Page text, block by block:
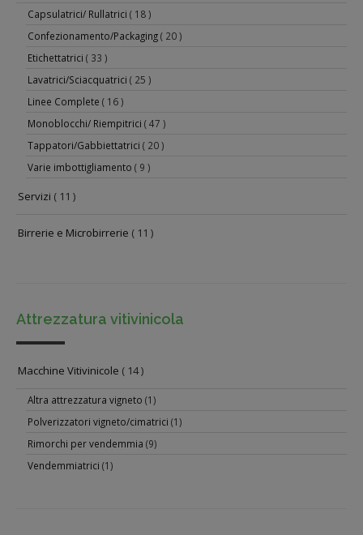
Capsulatrici/ Rullatrici ( 18 )
Confezionamento/Packaging ( 20 )
Etichettatrici ( 33 )
Lavatrici/Sciacquatrici ( 25 )
Linee Complete ( 16 )
Monoblocchi/ Riempitrici ( 47 )
Tappatori/Gabbiettatrici ( 20 )
Varie imbottigliamento ( 9 )
Servizi ( 11 )
Birrerie e Microbirrerie ( 11 )
Attrezzatura vitivinicola
Macchine Vitivinicole ( 14 )
Altra attrezzatura vigneto(1)
Polverizzatori vigneto/cimatrici (1)
Rimorchi per vendemmia (9)
Vendemmiatrici (1)